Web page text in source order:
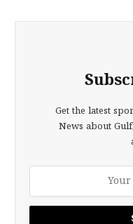
Get the latest
News about